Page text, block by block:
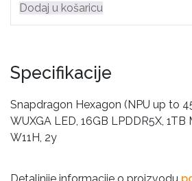
Dodaj u košaricu
Specifikacije
Snapdragon Hexagon (NPU up to
WUXGA LED, 16GB LPDDR5X, 1TB
W11H, 2y